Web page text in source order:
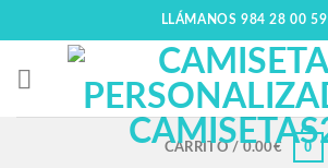
LLÁMANOS 984 28 00 59
CARRITO /0.00€ 0